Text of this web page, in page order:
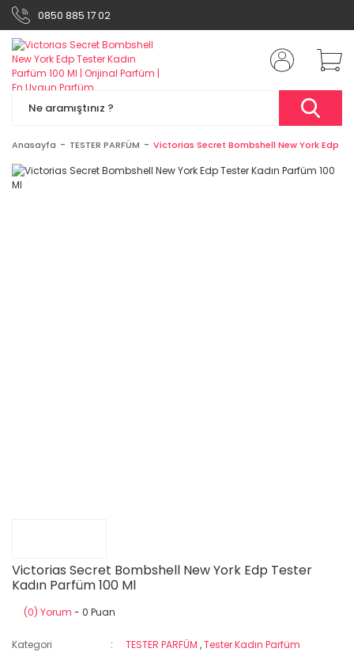
0850 885 17 02
Anasayfa TESTER PARFÜM Victorias Secret Bombshell New York Edp
Victorias Secret Bombshell New York Edp Tester
Kadın Parfüm 100 Ml
(0) Yorum - 0 Puan
Kategori TESTER PARFÜM ,Tester Kadın Parfüm